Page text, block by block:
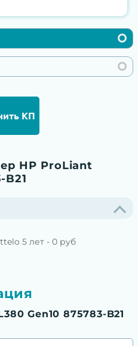
КП
HP ProLiant
B21
5 лет - 0 руб
Gen10 875783-B21